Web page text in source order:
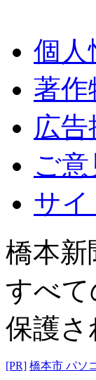
個人
著作
広告
ご
サ
橋本新
すべ
保護さ
[PR] 橋本市 パソ